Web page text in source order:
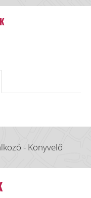
- Könyvelő